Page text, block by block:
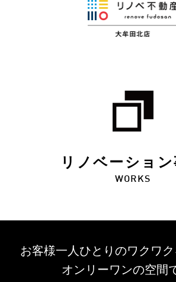
リノベーション
WORKS
お客様一人ひとりのワクワ
オンリーワンの空間